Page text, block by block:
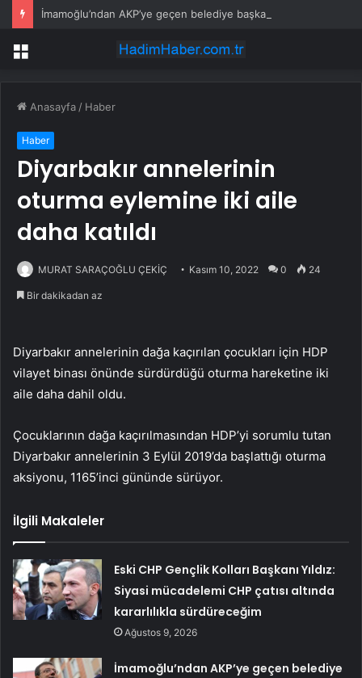
İmamoğlu’ndan AKP’ye geçen belediye başkanlarına tepki
Menü
Anasayfa / Haber
Haber
Diyarbakır annelerinin
oturma eylemine iki aile
daha katıldı
MURAT SARAÇOĞLU ÇEKİÇ Kasım 10, 2022 0 24
Bir dakikadan az
Diyarbakır annelerinin dağa kaçırılan çocukları için HDP
vilayet binası önünde sürdürdüğü oturma hareketine iki
aile daha dahil oldu.
Çocuklarının dağa kaçırılmasından HDP’yi sorumlu tutan
Diyarbakır annelerinin 3 Eylül 2019’da başlattığı oturma
aksiyonu, 1165’inci gününde sürüyor.
İlgili Makaleler
Eski CHP Gençlik Kolları Başkanı Yıldız:
Siyasi mücadelemi CHP çatısı altında
kararlılıkla sürdüreceğim
Ağustos 9, 2026
İmamoğlu’ndan AKP’ye geçen belediye